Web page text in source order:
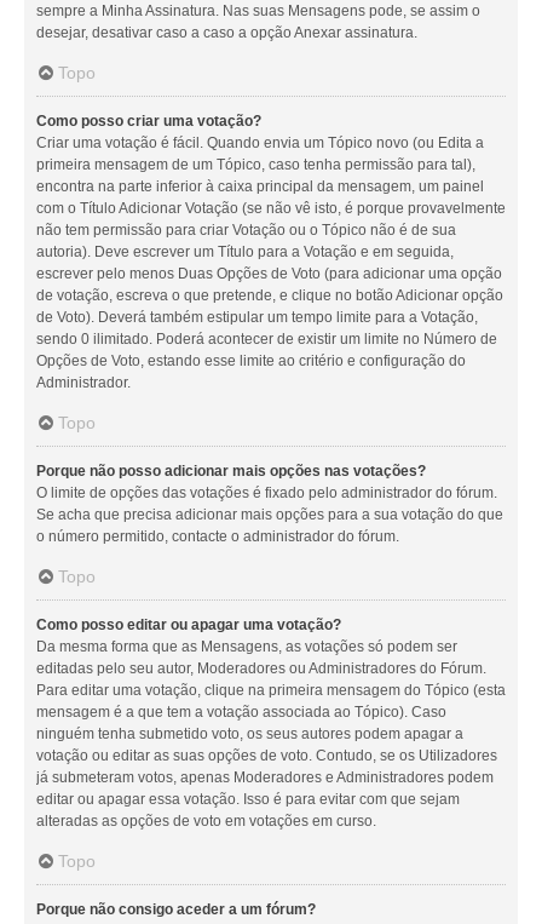
sempre a Minha Assinatura. Nas suas Mensagens pode, se assim o
desejar, desativar caso a caso a opção Anexar assinatura.
Topo
Como posso criar uma votação?
Criar uma votação é fácil. Quando envia um Tópico novo (ou Edita a
primeira mensagem de um Tópico, caso tenha permissão para tal),
encontra na parte inferior à caixa principal da mensagem, um painel
com o Título Adicionar Votação (se não vê isto, é porque provavelmente
não tem permissão para criar Votação ou o Tópico não é de sua
autoria). Deve escrever um Título para a Votação e em seguida,
escrever pelo menos Duas Opções de Voto (para adicionar uma opção
de votação, escreva o que pretende, e clique no botão Adicionar opção
de Voto). Deverá também estipular um tempo limite para a Votação,
sendo 0 ilimitado. Poderá acontecer de existir um limite no Número de
Opções de Voto, estando esse limite ao critério e configuração do
Administrador.
Topo
Porque não posso adicionar mais opções nas votações?
O limite de opções das votações é fixado pelo administrador do fórum.
Se acha que precisa adicionar mais opções para a sua votação do que
o número permitido, contacte o administrador do fórum.
Topo
Como posso editar ou apagar uma votação?
Da mesma forma que as Mensagens, as votações só podem ser
editadas pelo seu autor, Moderadores ou Administradores do Fórum.
Para editar uma votação, clique na primeira mensagem do Tópico (esta
mensagem é a que tem a votação associada ao Tópico). Caso
ninguém tenha submetido voto, os seus autores podem apagar a
votação ou editar as suas opções de voto. Contudo, se os Utilizadores
já submeteram votos, apenas Moderadores e Administradores podem
editar ou apagar essa votação. Isso é para evitar com que sejam
alteradas as opções de voto em votações em curso.
Topo
Porque não consigo aceder a um fórum?